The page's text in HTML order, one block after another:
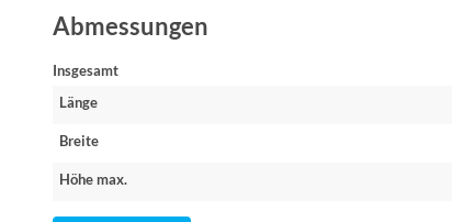
Abmessungen
Insgesamt
Länge
Breite
Höhe max.